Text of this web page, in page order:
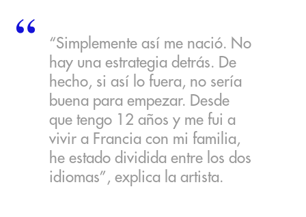
“Simplemente así me nació. No
hay una estrategia detrás. De
hecho, si así lo fuera, no sería
buena para empezar. Desde
que tengo 12 años y me fui a
vivir a Francia con mi familia,
he estado dividida entre los dos
idiomas”, explica la artista.